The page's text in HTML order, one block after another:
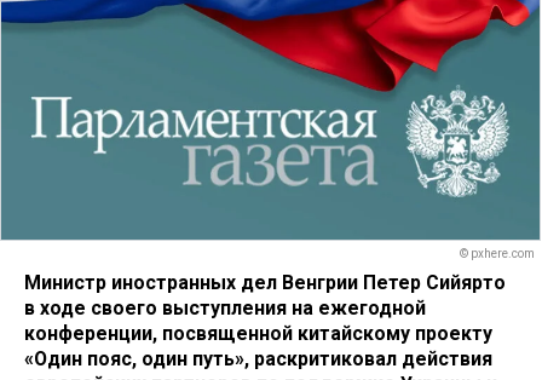
© pxhere.com
Министр иностранных дел Венгрии Петер Сийярто
в ходе своего выступления на ежегодной
конференции, посвященной китайскому проекту
«Один пояс, один путь», раскритиковал действия